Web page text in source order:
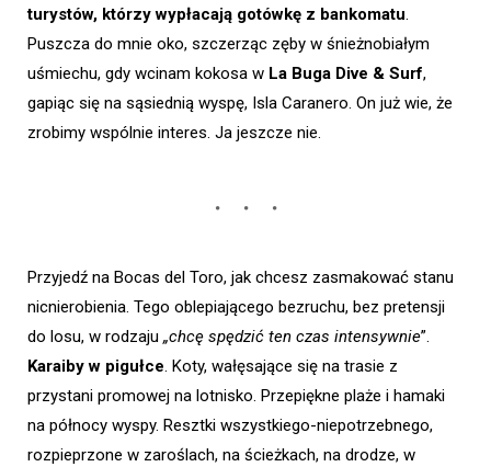
turystów, którzy wypłacają gotówkę z bankomatu.
Puszcza do mnie oko, szczerząc zęby w śnieżnobiałym
uśmiechu, gdy wcinam kokosa w La Buga Dive & Surf,
gapiąc się na sąsiednią wyspę, Isla Caranero. On już wie, że
zrobimy wspólnie interes. Ja jeszcze nie.
Przyjedź na Bocas del Toro, jak chcesz zasmakować stanu
nicnierobienia. Tego oblepiającego bezruchu, bez pretensji
do losu, w rodzaju „chcę spędzić ten czas intensywnie”.
Karaiby w pigułce. Koty, wałęsające się na trasie z
przystani promowej na lotnisko. Przepiękne plaże i hamaki
na północy wyspy. Resztki wszystkiego-niepotrzebnego,
rozpieprzone w zaroślach, na ścieżkach, na drodze, w